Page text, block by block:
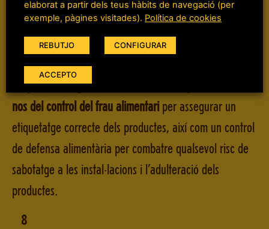
coordinar activitats empresarials dins de les
instal·lacions deGRUPO CACAOLAT.
7
Respectar la legalitat i l’autenticitat i responsabilitzar-
nos del control del frau alimentari per assegurar un
etiquetatge correcte dels productes, així com un control
de defensa alimentària per combatre qualsevol risc de
sabotatge a les instal·lacions i l’adulteració dels
productes.
8
elaborat a partir dels teus hàbits de navegació (per
exemple, pàgines visitades). Política de cookies
REBUTJO CONFIGURAR
ACCEPTO